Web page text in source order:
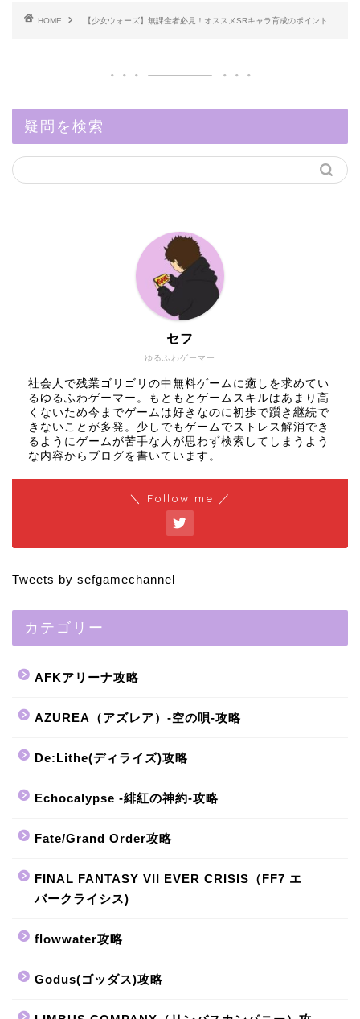
HOME 【少女ウォーズ】無課金者必見！オススメSRキャラ育成のポイント
疑問を検索
ゆるふわゲーマー
セフ
社会人で残業ゴリゴリの中無料ゲームに癒しを求めてい
るゆるふわゲーマー。もともとゲームスキルはあまり高
くないため今までゲームは好きなのに初歩で躓き継続で
きないことが多発。少しでもゲームでストレス解消でき
るようにゲームが苦手な人が思わず検索してしまうよう
な内容からブログを書いています。
＼ Follow me ／
Tweets by sefgamechannel
カテゴリー
AFKアリーナ攻略
AZUREA（アズレア）-空の唄-攻略
De:Lithe(ディライズ)攻略
Echocalypse -緋紅の神約-攻略
Fate/Grand Order攻略
FINAL FANTASY VII EVER CRISIS（FF7 エ
バークライシス)
flowwater攻略
Godus(ゴッダス)攻略